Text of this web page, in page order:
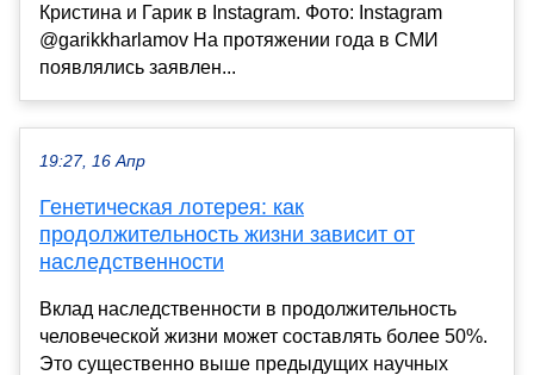
Кристина и Гарик в Instagram. Фото: Instagram
@garikkharlamov На протяжении года в СМИ
появлялись заявлен...
19:27, 16 Апр
Генетическая лотерея: как
продолжительность жизни зависит от
наследственности
Вклад наследственности в продолжительность
человеческой жизни может составлять более 50%.
Это существенно выше предыдущих научных